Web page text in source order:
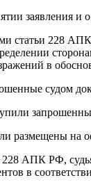
заявления и
статьи 228
в
судом
размещены на
АПК РФ,
в